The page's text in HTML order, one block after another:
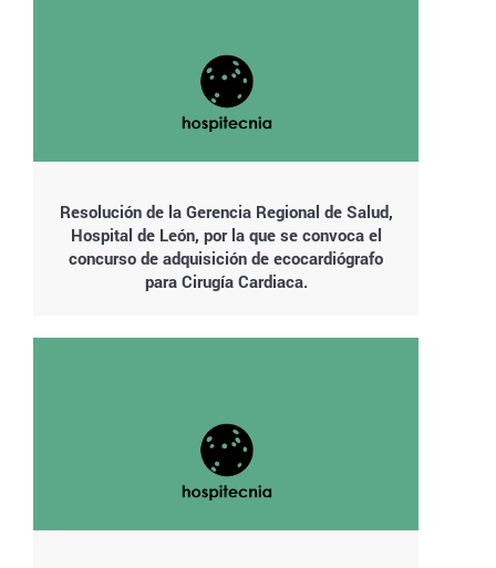
Resolución de la Gerencia Regional de Salud,
Hospital de León, por la que se convoca el
concurso de adquisición de ecocardiógrafo
para Cirugía Cardiaca.